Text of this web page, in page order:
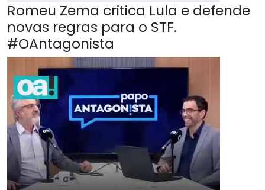
Romeu Zema critica Lula e defende
novas regras para o STF.
#OAntagonista